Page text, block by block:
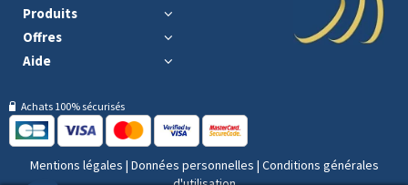
Produits
Offres
Aide
Achats 100% sécurisés
Mentions légales | Données personnelles | Conditions générales